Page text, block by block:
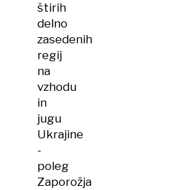
štirih
delno
zasedenih
regij
na
vzhodu
in
jugu
Ukrajine
-
poleg
Zaporožja